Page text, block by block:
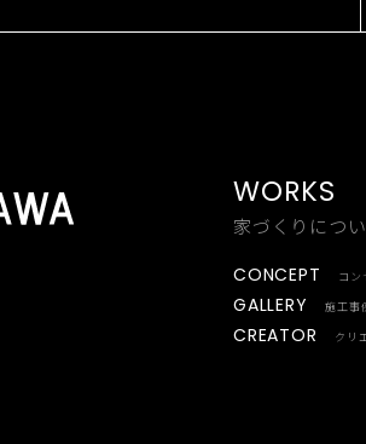
WORKS
家づくりにつ
CONCEPT コン
GALLERY 施工事
CREATOR クリ